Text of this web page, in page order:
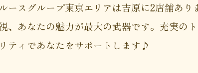
ースグループ東京エリアは吉原に2店舗あり
、あなたの魅力が最大の武器です。充実の
ティであなたをサポートします♪